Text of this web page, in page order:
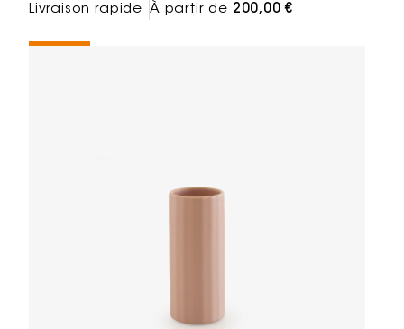
Livraison rapide À partir de 200,00 €